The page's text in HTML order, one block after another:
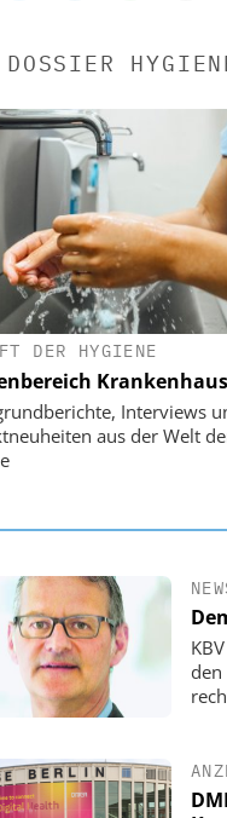
DOSSIER
DER HYGIENE
Interviews
aus der Welt
EASY
Ordnung zur KI-
den